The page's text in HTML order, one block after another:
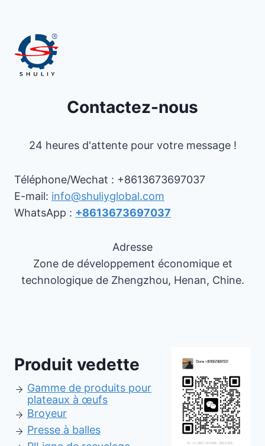
Contactez-nous
24 heures d'attente pour votre message !
Téléphone/Wechat : +8613673697037
E-mail: info@shuliyglobal.com
WhatsApp : +8613673697037
Adresse
Zone de développement économique et
technologique de Zhengzhou, Henan, Chine.
Produit vedette
Gamme de produits pour
plateaux à œufs
Broyeur
Presse à balles